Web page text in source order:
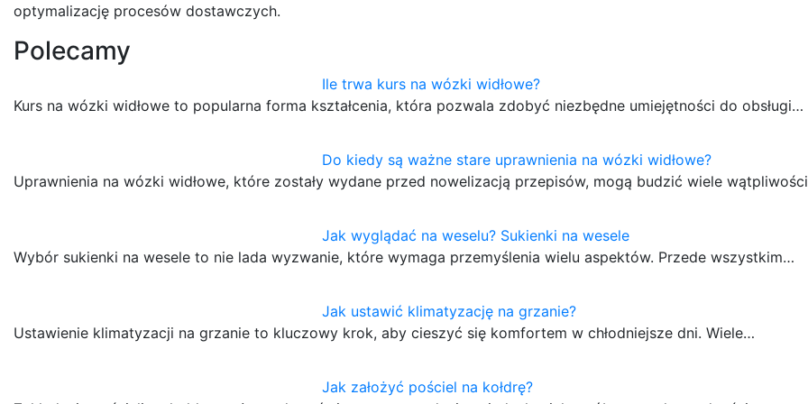
optymalizację procesów dostawczych.
Polecamy
Ile trwa kurs na wózki widłowe?
Kurs na wózki widłowe to popularna forma kształcenia, która pozwala zdobyć niezbędne umiejętności do obsługi…
Do kiedy są ważne stare uprawnienia na wózki widłowe?
Uprawnienia na wózki widłowe, które zostały wydane przed nowelizacją przepisów, mogą budzić wiele
Jak wyglądać na weselu? Sukienki na wesele
Wybór sukienki na wesele to nie lada wyzwanie, które wymaga przemyślenia wielu aspektów. Przede wszystkim…
Jak ustawić klimatyzację na grzanie?
Ustawienie klimatyzacji na grzanie to kluczowy krok, aby cieszyć się komfortem w chłodniejsze dni. Wiele…
Jak założyć pościel na kołdrę?